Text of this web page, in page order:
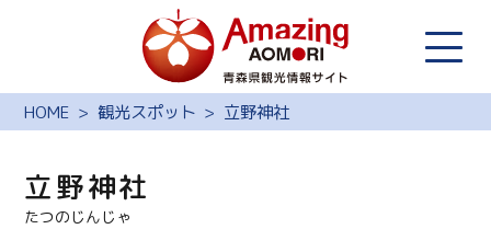
HOME 観光スポット 立野神社
立野神社
たつのじんじゃ